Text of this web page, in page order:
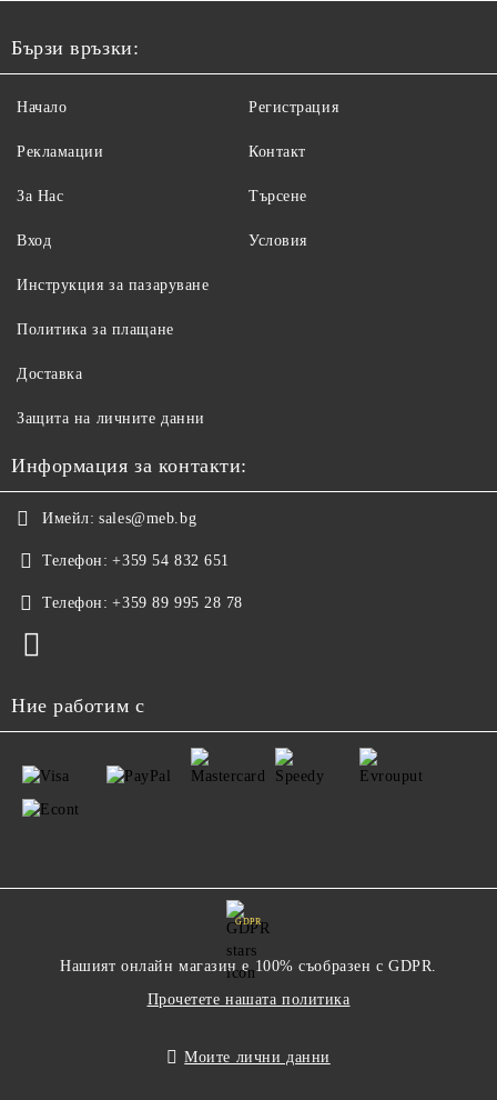
Бързи връзки:
Начало
Рекламации
За Нас
Вход
Регистрация
Контакт
Търсене
Условия
Инструкция за пазаруване
Политика за плащане
Доставка
Защита на личните данни
Информация за контакти:
Имейл: sales@meb.bg
Телефон: +359 54 832 651
Телефон: +359 89 995 28 78
Ние работим с
GDPR
Нашият онлайн магазин е 100% съобразен с GDPR.
Прочетете нашата политика
Моите лични данни